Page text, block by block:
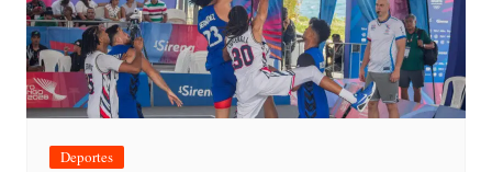
Deportes